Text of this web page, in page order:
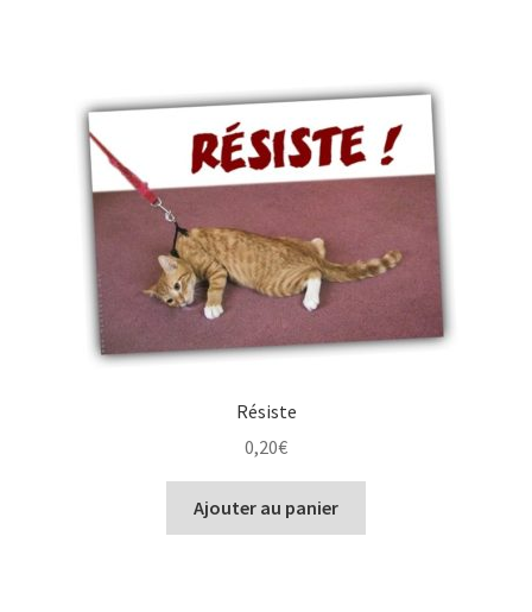
Résiste
0,20€
Ajouter au panier